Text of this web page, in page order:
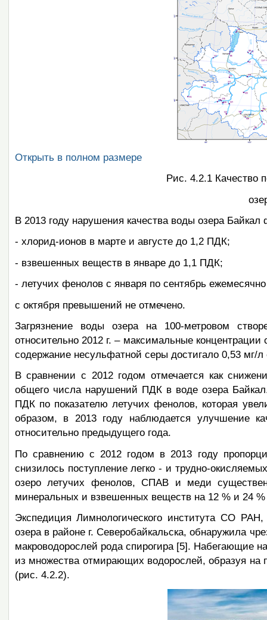
Открыть в полном размере
Рис. 4.2.1 Качество
В 2013 году нарушения качества воды озера
- хлорид-ионов в марте и августе до 1,2 ПДК;
- взвешенных веществ в январе до 1,1 ПДК;
- летучих фенолов с января по сентябрь
с октября превышений не отмечено.
Загрязнение воды озера на 100-метровом
относительно 2012 г. – максимальные
содержание несульфатной серы достигало 0,53
В сравнении с 2012 годом отмечается как
общего числа нарушений ПДК в воде озера
ПДК по показателю летучих фенолов, которая
образом, в 2013 году наблюдается улучшение
относительно предыдущего года.
По сравнению с 2012 годом в 2013 году
снизилось поступление легко - и трудно-
озеро летучих фенолов, СПАВ и меди
минеральных и взвешенных веществ на 12 % и 24 %
Экспедиция Лимнологического института СО
озера в районе г. Северобайкальска, обнаружила
макроводорослей рода спирогира [5]. Набегающие
из множества отмирающих водорослей, образуя
(рис. 4.2.2).